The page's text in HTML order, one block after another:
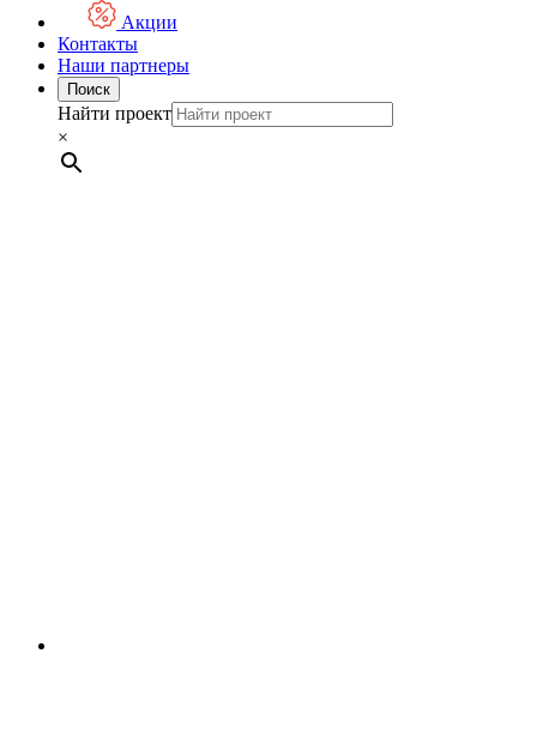
Акции
Контакты
Наши партнеры
Поиск
Найти проект
×